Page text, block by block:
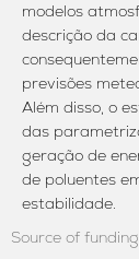
modelos
descrição da
previsões
Além disso, o
das
geração de
de poluentes
estabilidade.
Source of funding